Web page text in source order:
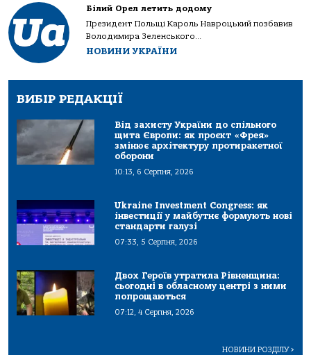
Білий Орел летить додому
Президент Польщі Кароль Навроцький позбавив
Володимира Зеленського...
НОВИНИ УКРАЇНИ
ВИБІР РЕДАКЦІЇ
Від захисту України до спільного
щита Європи: як проєкт «Фрея»
змінює архітектуру протиракетної
оборони
10:13, 6 Серпня, 2026
Ukraine Investment Congress: як
інвестиції у майбутнє формують нові
стандарти галузі
07:33, 5 Серпня, 2026
Двох Героїв утратила Рівненщина:
сьогодні в обласному центрі з ними
попрощаються
07:12, 4 Серпня, 2026
НОВИНИ РОЗДІЛУ>